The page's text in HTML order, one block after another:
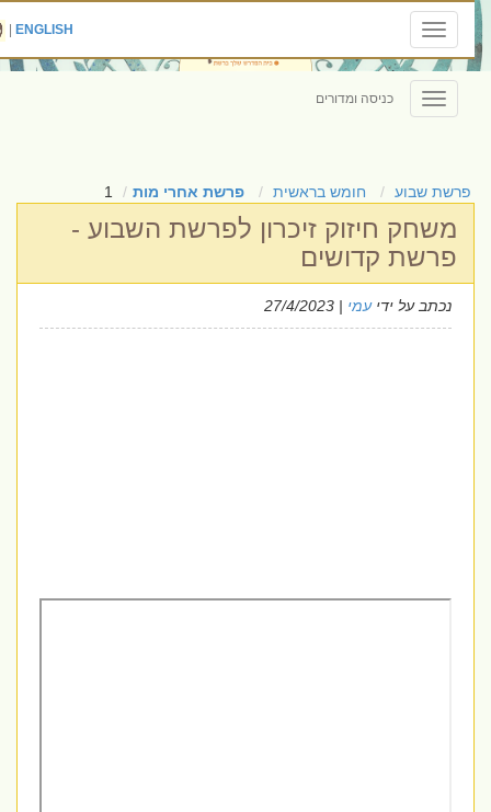
Toggle
navigation
ENGLISH
|
Toggle
navigation
כניסה ומדורים
פרשת שבוע חומש בראשית פרשת אחרי מות 1
משחק חיזוק זיכרון לפרשת השבוע -
פרשת קדושים
נכתב על ידיעמי| 27/4/2023